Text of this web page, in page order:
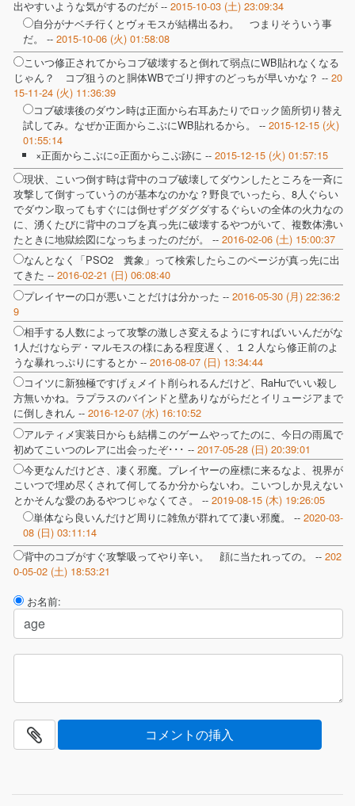
出やすいような気がするのだが -- 2015-10-03 (土) 23:09:34
自分がナベチ行くとヴォモスが結構出るわ。 つまりそういう事
だ。 -- 2015-10-06 (火) 01:58:08
こいつ修正されてからコブ破壊すると倒れて弱点にWB貼れなくなる
じゃん？ コブ狙うのと胴体WBでゴリ押すのどっちが早いかな？ -- 20
15-11-24 (火) 11:36:39
コブ破壊後のダウン時は正面から右耳あたりでロック箇所切り替え
試してみ。なぜか正面からこぶにWB貼れるから。 -- 2015-12-15 (火)
01:55:14
×正面からこぶに○正面からこぶ跡に -- 2015-12-15 (火) 01:57:15
現状、こいつ倒す時は背中のコブ破壊してダウンしたところを一斉に
攻撃して倒すっていうのが基本なのかな？野良でいったら、8人ぐらい
でダウン取ってもすぐには倒せずグダグダするぐらいの全体の火力なの
に、湧くたびに背中のコブを真っ先に破壊するやつがいて、複数体沸い
たときに地獄絵図になっちまったのだが。 -- 2016-02-06 (土) 15:00:37
なんとなく「PSO2 糞象」って検索したらこのページが真っ先に出
てきた -- 2016-02-21 (日) 06:08:40
プレイヤーの口が悪いことだけは分かった -- 2016-05-30 (月) 22:36:2
9
相手する人数によって攻撃の激しさ変えるようにすればいいんだがな
1人だけならデ・マルモスの様にある程度遅く、１２人なら修正前のよ
うな暴れっぷりにするとか -- 2016-08-07 (日) 13:34:44
コイツに新独極ですげぇメイト削られるんだけど、RaHuでいい殺し
方無いかね。ラプラスのバインドと壁ありながらだとイリュージアまで
に倒しきれん -- 2016-12-07 (水) 16:10:52
アルティメ実装日からも結構このゲームやってたのに、今日の雨風で
初めてこいつのレアに出会ったぞ･･･ -- 2017-05-28 (日) 20:39:01
今更なんだけどさ、凄く邪魔。プレイヤーの座標に来るなよ、視界が
こいつで埋め尽くされて何してるか分からないわ。こいつしか見えない
とかそんな愛のあるやつじゃなくてさ。 -- 2019-08-15 (木) 19:26:05
単体なら良いんだけど周りに雑魚が群れてて凄い邪魔。 -- 2020-03-
08 (日) 03:11:14
背中のコブがすぐ攻撃吸ってやり辛い。 顔に当たれっての。 -- 202
0-05-02 (土) 18:53:21
お名前: